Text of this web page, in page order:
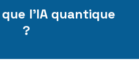
l’IA quantique
?